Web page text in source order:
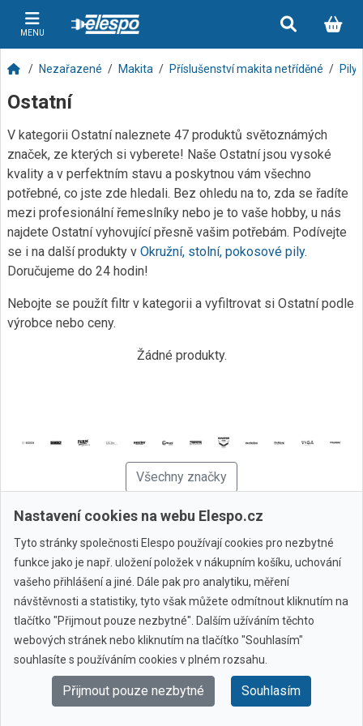
MENU
Nezařazené Makita Příslušenství makita netříděné Pily
Ostatní
V kategorii Ostatní naleznete 47 produktů světoznámých
značek, ze kterých si vyberete! Naše Ostatní jsou vysoké
kvality a v perfektním stavu a poskytnou vám všechno
potřebné, co jste zde hledali. Bez ohledu na to, zda se řadíte
mezi profesionální řemeslníky nebo je to vaše hobby, u nás
najdete Ostatní vyhovující přesně vašim potřebám. Podívejte
se i na další produkty v Okružní, stolní, pokosové pily.
Doručujeme do 24 hodin!
Nebojte se použít filtr v kategorii a vyfiltrovat si Ostatní podle
výrobce nebo ceny.
Žádné produkty.
Všechny značky
© 2010 - 2026 Elespo.cz
Nastavení cookies na webu Elespo.cz
Tyto stránky společnosti Elespo používají cookies pro nezbytné
funkce jako je např. uložení položek v nákupním košíku, uchování
vašeho přihlášení a jiné. Dále pak pro analytiku, měření
návštěvnosti a statistiky, tyto však můžete odmítnout kliknutím na
tlačítko "Přijmout pouze nezbytné". Dalším užíváním těchto
webových stránek nebo kliknutím na tlačítko "Souhlasím"
souhlasíte s používáním cookies v plném rozsahu.
Přijmout pouze nezbytné Souhlasím